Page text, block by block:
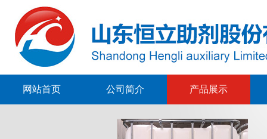
网站首页 公司简介 产品展示